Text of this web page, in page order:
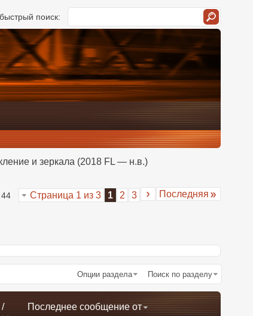
поиск:
и зеркала (2018 FL — н.в.)
Страница 1 из 3 1 2 3 Последняя
Опции раздела Поиск по разделу
/
Последнее сообщение от